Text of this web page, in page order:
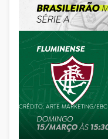
CRÉDITO: ARTE MARKETING/EBC